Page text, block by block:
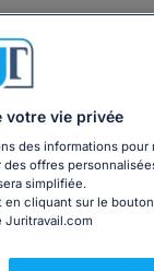
vie privée
des informations pour
offres
simplifiée.
en cliquant sur le
Juritravail.com